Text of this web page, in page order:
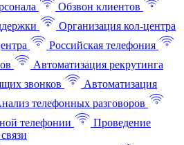
Обзвон клиентов
Организация кол-центра
Российская телефония
Автоматизация рекрутинга
звонков
Автоматизация
телефонных разговоров
телефонии
Проведение